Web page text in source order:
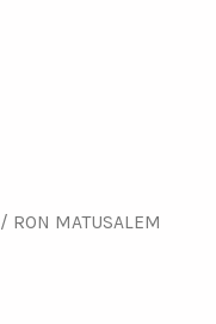
/ RON MATUSALEM